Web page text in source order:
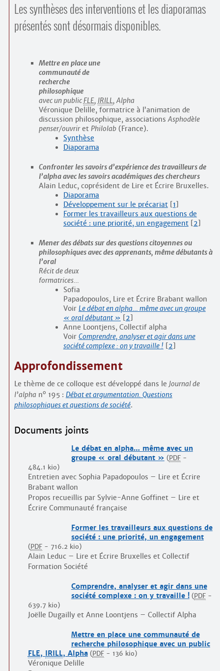
Les synthèses des interventions et les diaporamas
présentés sont désormais disponibles.
Mettre en place une
communauté de
recherche
philosophique
avec un publicFLE, IRILL, Alpha
Véronique Delille, formatrice à l’animation de
discussion philosophique, associationsAsphodèle
penser/ouvriret Philolab(France).
Synthèse
Diaporama
Confronter les savoirs d’expérience des travailleurs de
l’alpha avec les savoirs académiques des chercheurs
Alain Leduc, coprésident de Lire et Écrire Bruxelles.
Diaporama
Développement sur le précariat[1]
Former les travailleurs aux questions de
société : une priorité, un engagement[2]
Mener des débats sur des questions citoyennes ou
philosophiques avec des apprenants, même débutants à
l’oral
Récit de deux
formatrices…
Sofia
Papadopoulos, Lire et Écrire Brabant wallon
Voir Le débat en alpha… même avec un groupe
« oral débutant » [2]
Anne Loontjens, Collectif alpha
Voir Comprendre, analyser et agir dans une
société complexe : on y travaille ![2]
Approfondissement
Le thème de ce colloque est développé dans le Journal de
l’alpha no 195 : Débat et argumentation. Questions
philosophiques et questions de société.
Documents joints
Le débat en alpha… même avec un
groupe « oral débutant » ( PDF-
484.1 kio)
Entretien avec Sophia Papadopoulos – Lire et Écrire
Brabant wallon
Propos recueillis par Sylvie-Anne Goffinet – Lire et
Écrire Communauté française
Former les travailleurs aux questions de
société : une priorité, un engagement
( PDF- 716.2 kio)
Alain Leduc – Lire et Écrire Bruxelles et Collectif
Formation Société
Comprendre, analyser et agir dans une
société complexe : on y travaille ! ( PDF-
639.7 kio)
Joëlle Dugailly et Anne Loontjens – Collectif Alpha
Mettre en place une communauté de
recherche philosophique avec un public
FLE, IRILL, Alpha ( PDF- 136 kio)
Véronique Delille